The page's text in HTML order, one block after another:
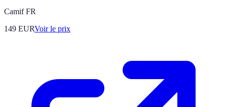
Camif FR
149 EURVoir le prix